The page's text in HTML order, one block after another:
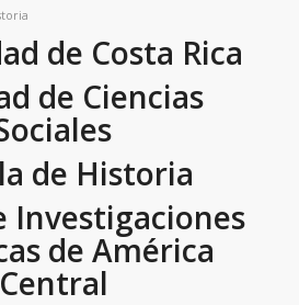
de Costa Rica
de Ciencias
de Historia
Investigaciones
de América
Central